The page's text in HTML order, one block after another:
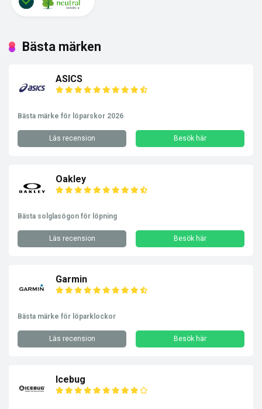
Bästa märken
ASICS
Bästa märke för löparskor 2026
Läs recension Besök här
Oakley
Bästa solglasögon för löpning
Läs recension Besök här
Garmin
Bästa märke för löparklockor
Läs recension Besök här
Icebug